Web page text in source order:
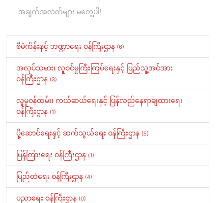
အချက်အလက်များ မတွေ့ပါ!
စီမံကိန်းနှင့် ဘဏ္ဍာရေး ဝန်ကြီးဌာန (6)
အလုပ်သမား၊ လူဝင်မှုကြီးကြပ်ရေးနှင့် ပြည်သူ့အင်အား
ဝန်ကြီးဌာန (3)
လူမှုဝန်ထမ်း၊ ကယ်ဆယ်ရေးနှင့် ပြန်လည်နေရာချထားရေး
ဝန်ကြီးဌာန (1)
ပို့ဆောင်ရေးနှင့် ဆက်သွယ်ရေး ဝန်ကြီးဌာန (5)
ပြန်ကြားရေး ဝန်ကြီးဌာန (1)
ပြည်ထဲရေး ဝန်ကြီးဌာန (4)
ပညာရေး ဝန်ကြီးဌာန (0)